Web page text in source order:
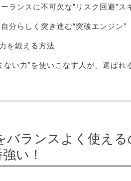
ランスに不可欠な”リスク回避”ス
分らしく突き進む“突破エンジン”
を鍛える方法
ない力”を使いこなす人が、選ばれ
バランスよく使える
い！